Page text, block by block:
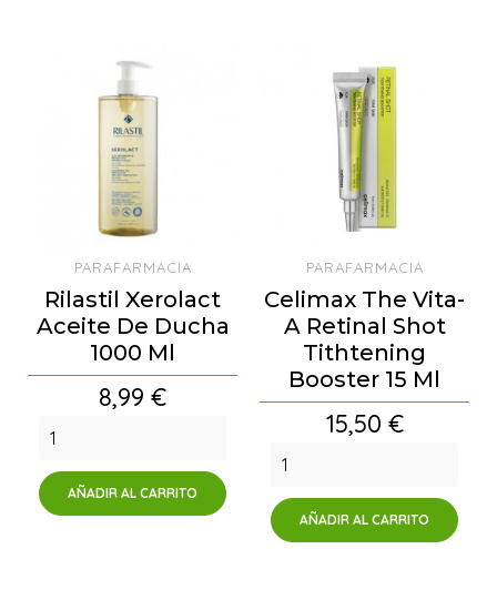
PARAFARMACIA
Rilastil Xerolact
Aceite De Ducha
1000 Ml
Precio
8,99 €
AÑADIR AL CARRITO
PARAFARMACIA
Celimax The Vita-
A Retinal Shot
Tithtening
Booster 15 Ml
Precio
15,50 €
AÑADIR AL CARRITO